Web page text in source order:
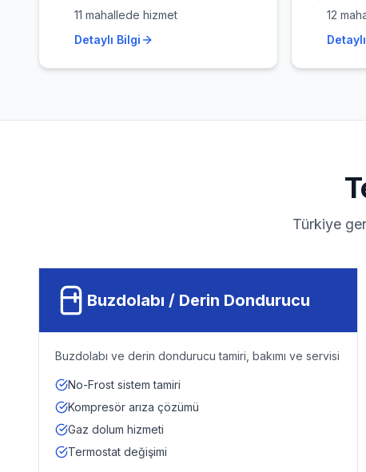
11 mahallede hizmet
Detaylı Bilgi
12
Türkiye
Buzdolabı / Derin Dondurucu
Buzdolabı ve derin dondurucu tamiri, bakımı ve servisi
No-Frost sistem tamiri
Kompresör arıza çözümü
Gaz dolum hizmeti
Termostat değişimi